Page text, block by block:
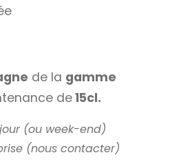
de la gamme
de15cl.
(ou week-end)
(nous contacter)